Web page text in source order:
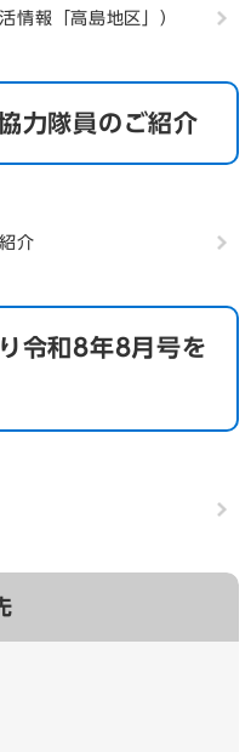
情報「高島地区」）
力隊員のご紹介
介
令和8年8月号を